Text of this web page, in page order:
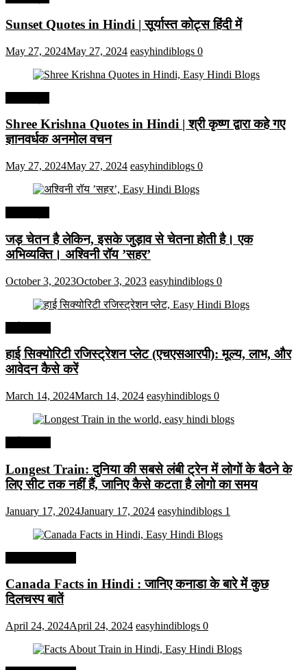
Sunset Quotes in Hindi | सूर्यास्त कोट्स हिंदी में
May 27, 2024May 27, 2024 easyhindiblogs 0
Shree Krishna Quotes in Hindi | श्री कृष्ण द्वारा कहे गए
ज्ञानवर्धक अनमोल वचन
May 27, 2024May 27, 2024 easyhindiblogs 0
जड़ चेतन है लेकिन, इसके जुड़ाव से चेतना होती है। एक
अभिव्यक्ति। अश्विनी रॉय ’सहर’
October 3, 2023October 3, 2023 easyhindiblogs 0
हाई सिक्योरिटी रजिस्ट्रेशन प्लेट (एचएसआरपी): मूल्य, लाभ, और
आवेदन कैसे करें
March 14, 2024March 14, 2024 easyhindiblogs 0
Longest Train: दुनिया की सबसे लंबी ट्रेन में लोगों के बैठने के
लिए सीट तक ​​नहीं हैं, जानिए कैसे कटता है लोगो का समय
January 17, 2024January 17, 2024 easyhindiblogs 1
Canada Facts in Hindi : जानिए कनाडा के बारे में कुछ
दिलचस्प बातें
April 24, 2024April 24, 2024 easyhindiblogs 0